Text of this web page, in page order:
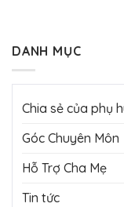
DANH MỤC
Chia sẻ của phụ
Góc Chuyên Môn
Hỗ Trợ Cha Mẹ
Tin tức